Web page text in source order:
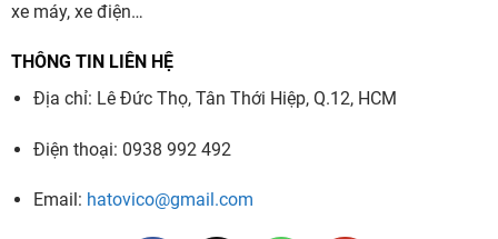
xe máy, xe điện…
THÔNG TIN LIÊN HỆ
Địa chỉ: Lê Đức Thọ, Tân Thới Hiệp, Q.12, HCM
Điện thoại: 0938 992 492
Email: hatovico@gmail.com